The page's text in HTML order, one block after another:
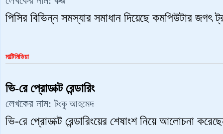
পিসির বিভিন্ন সমস্যার সমাধান দিয়েছে কমপিউটার জগৎ
মাল্টিমিডিয়া
ভি-রে প্রোডাক্ট রেন্ডারিং
লেখকের নাম:টংকু আহমেদ
ভি-রে প্রোডাক্ট রেন্ডারিংয়ের শেষাংশ নিয়ে আলোচনা